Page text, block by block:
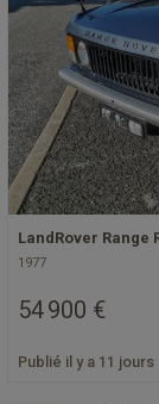
LandRover Range
1977
54 900 €
Publié il y a 11 jours